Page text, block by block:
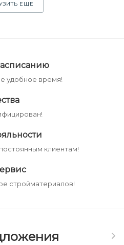
ЕЩЕ
удобное время!
клиентам!
стройматериалов!